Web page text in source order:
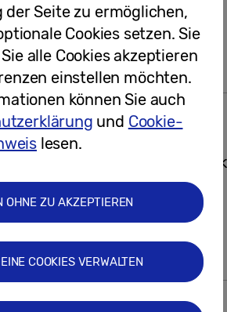
Stars im Team Galaxy:
erhältlich
Seite zu ermöglichen,
Cookies setzen. Sie
alle Cookies akzeptieren
einstellen möchten.
können Sie auch
und Cookie-
lesen.
OHNE ZU AKZEPTIEREN
COOKIES VERWALTEN